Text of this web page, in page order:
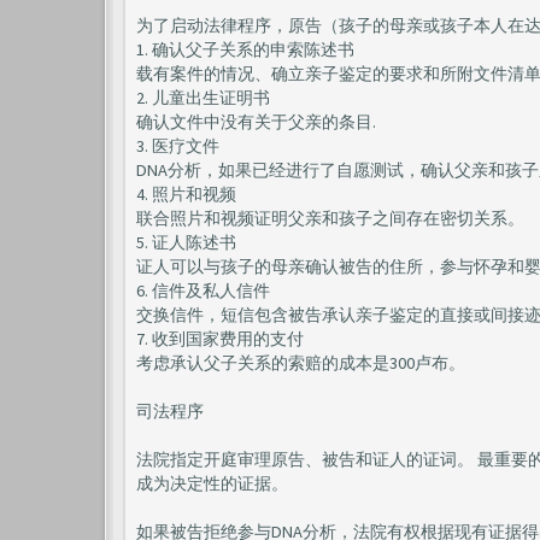
为了启动法律程序，原告（孩子的母亲或孩子本人在
1. 确认父子关系的申索陈述书
载有案件的情况、确立亲子鉴定的要求和所附文件清
2. 儿童出生证明书
确认文件中没有关于父亲的条目.
3. 医疗文件
DNA分析，如果已经进行了自愿测试，确认父亲和孩
4. 照片和视频
联合照片和视频证明父亲和孩子之间存在密切关系。
5. 证人陈述书
证人可以与孩子的母亲确认被告的住所，参与怀孕和
6. 信件及私人信件
交换信件，短信包含被告承认亲子鉴定的直接或间接
7. 收到国家费用的支付
考虑承认父子关系的索赔的成本是300卢布。
司法程序
法院指定开庭审理原告、被告和证人的证词。 最重要
成为决定性的证据。
如果被告拒绝参与DNA分析，法院有权根据现有证据